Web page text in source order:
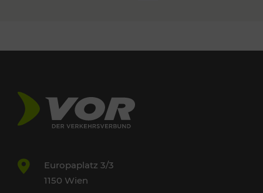
Europaplatz 3/3
1150 Wien